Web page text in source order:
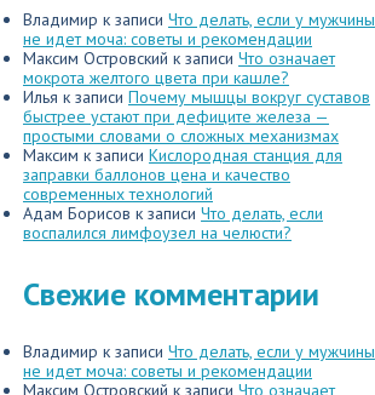
Владимир к записи Что делать, если у мужчины
не идет моча: советы и рекомендации
Максим Островский к записи Что означает
мокрота желтого цвета при кашле?
Илья к записи Почему мышцы вокруг суставов
быстрее устают при дефиците железа —
простыми словами о сложных механизмах
Максим к записи Кислородная станция для
заправки баллонов цена и качество
современных технологий
Адам Борисов к записи Что делать, если
воспалился лимфоузел на челюсти?
Свежие комментарии
Владимир к записи Что делать, если у мужчины
не идет моча: советы и рекомендации
Максим Островский к записи Что означает